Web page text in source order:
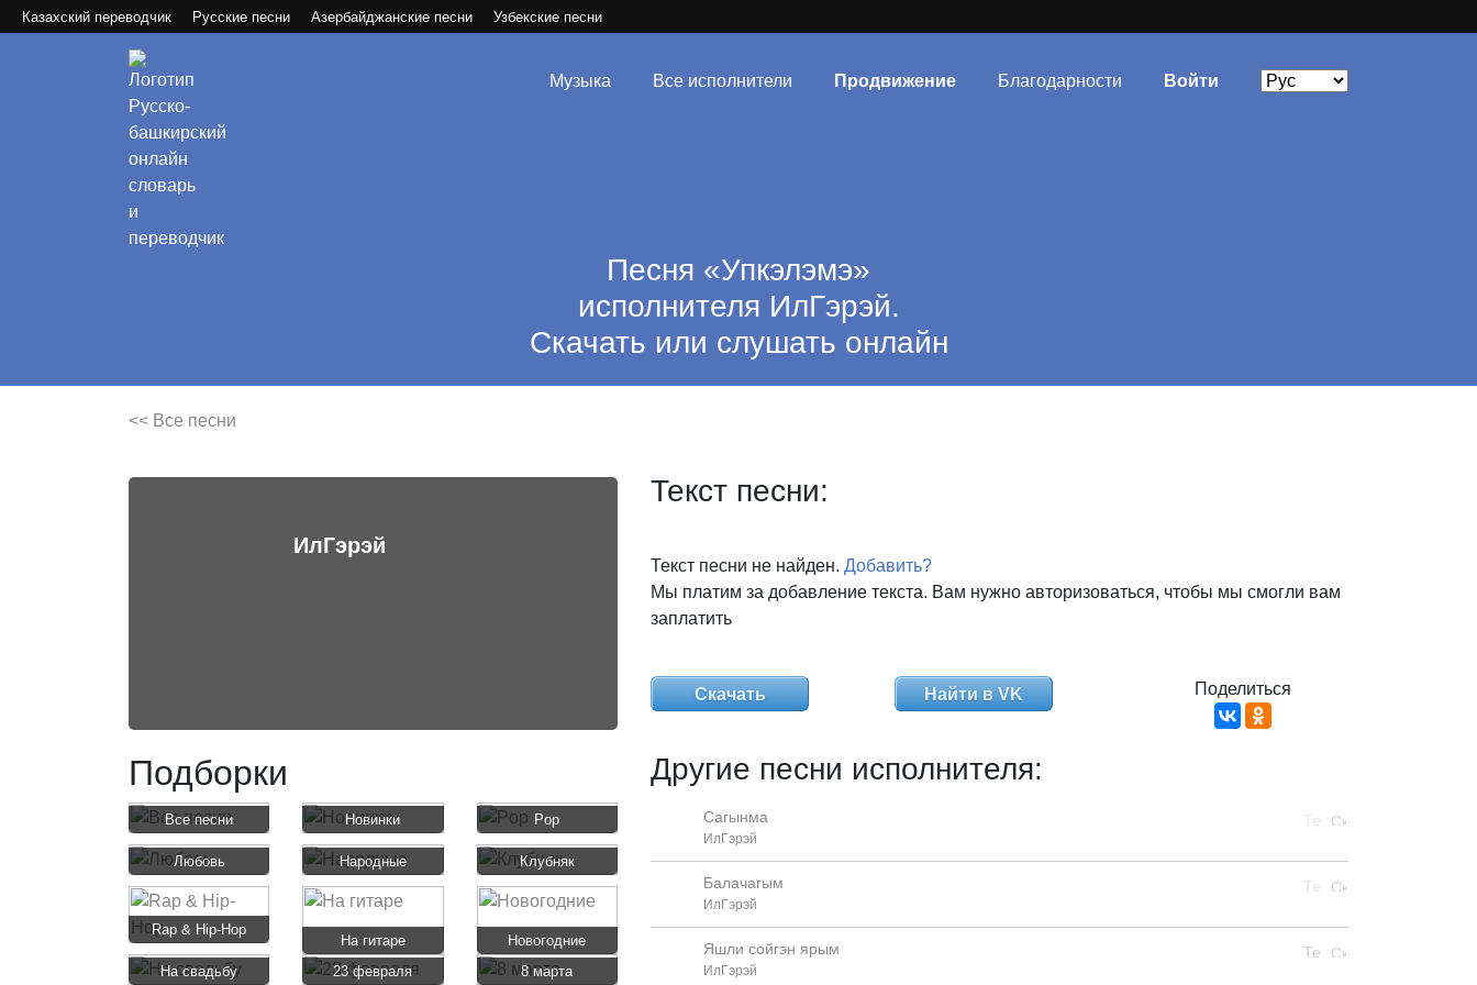
Казахский переводчик Русские песни Азербайджанские песни Узбекские песни
Музыка Все исполнители Продвижение Благодарности Войти
Песня «Упкэлэмэ»
исполнителя ИлГэрэй.
Скачать или слушать онлайн
<< Все песни
Текст песни:
Текст песни не найден. Добавить?
Мы платим за добавление текста. Вам нужно авторизоваться, чтобы мы смогли вам
заплатить
Скачать Найти в VK Поделиться
Другие песни исполнителя:
Сагынма
ИлГэрэй
Балачагым
ИлГэрэй
Яшли сойгэн ярым
ИлГэрэй
ИлГэрэй
Подборки
Все песни Новинки Pop
Любовь Народные Клубняк
Rap & Hip-Hop
На гитаре
Новогодние
На свадьбу
23 февраля 8 марта